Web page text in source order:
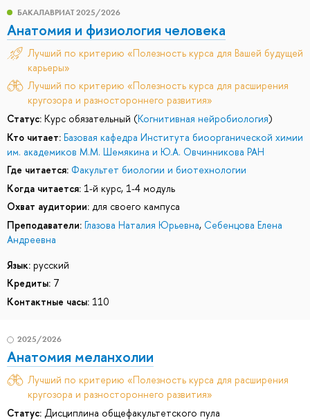
БАКАЛАВРИАТ 2025/2026
Анатомия и физиология человека
Лучший по критерию «Полезность курса для Вашей будущей
карьеры»
Лучший по критерию «Полезность курса для расширения
кругозора и разностороннего развития»
Статус: Курс обязательный (Когнитивная нейробиология)
Кто читает: Базовая кафедра Института биоорганической химии
им. академиков М.М. Шемякина и Ю.А. Овчинникова РАН
Где читается: Факультет биологии и биотехнологии
Когда читается: 1-й курс, 1-4 модуль
Охват аудитории: для своего кампуса
Преподаватели: Глазова Наталия Юрьевна, Себенцова Елена
Андреевна
Язык: русский
Кредиты: 7
Контактные часы: 110
2025/2026
Анатомия меланхолии
Лучший по критерию «Полезность курса для расширения
кругозора и разностороннего развития»
Статус: Дисциплина общефакультетского пула